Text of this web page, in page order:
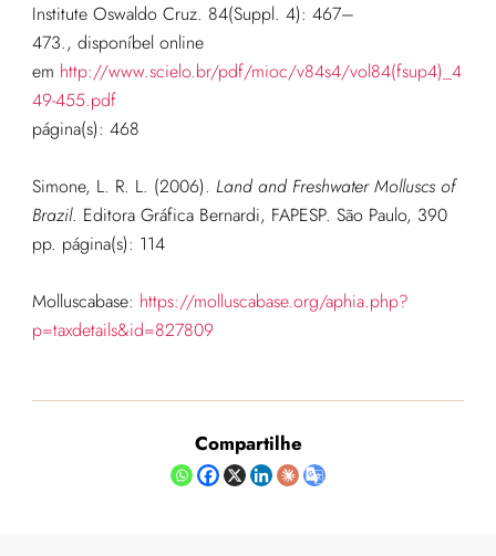
Institute Oswaldo Cruz. 84(Suppl. 4): 467–
473., disponíbel online
em http://www.scielo.br/pdf/mioc/v84s4/vol84(fsup4)_4
49-455.pdf
página(s): 468
Simone, L. R. L. (2006). Land and Freshwater Molluscs of
Brazil. Editora Gráfica Bernardi, FAPESP. São Paulo, 390
pp. página(s): 114
Molluscabase: https://molluscabase.org/aphia.php?
p=taxdetails&id=827809
Compartilhe